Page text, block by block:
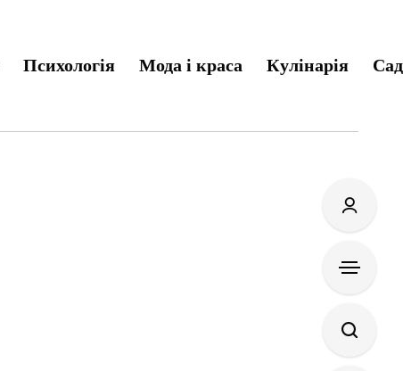
Психологія Мода і краса Кулінарія